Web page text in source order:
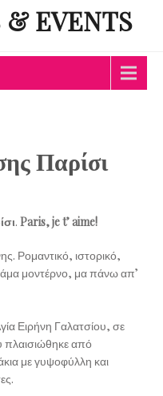
& EVENTS
Παρίσι
. Paris, jet’ aime!
Ρομαντικό, ιστορικό,
μοντέρνο, μα πάνω απ’
Ειρήνη Γαλατσίου, σε
από
με γυψοφύλλη και